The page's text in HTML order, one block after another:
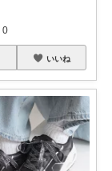
0
いいね